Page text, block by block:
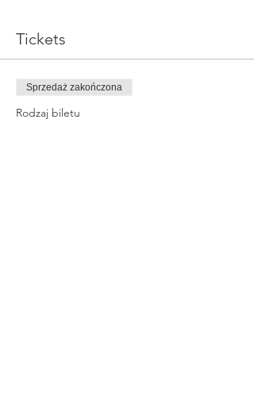
Tickets
Sprzedaż zakończona
Rodzaj biletu